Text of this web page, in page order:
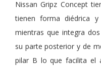
Nissan Gripz Concept
tienen forma diédrica
mientras que integra
su parte posterior y de
pilar B lo que facilita el